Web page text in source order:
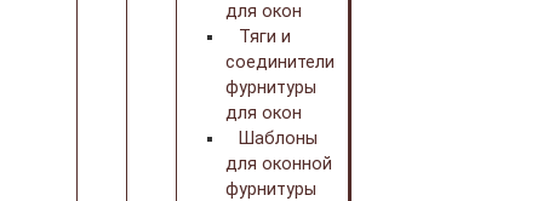
для окон
Тяги и
соединители
фурнитуры
для окон
Шаблоны
для оконной
фурнитуры